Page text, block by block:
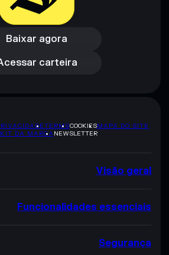
Baixar agora
Baixar agora
Acessar carteira
carteira
TERMSCOOKIESMAPA DO SITE
KIT DA MARCA NEWSLETTER
Visão geral
Funcionalidades essenciais
Segurança